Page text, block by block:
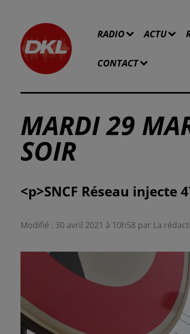
RADIO ACTU
CONTACT
MARDI 29
SOIR
Modifié : 30 avril 2021 à 10h58 par La